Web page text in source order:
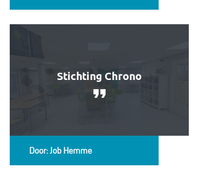
Stichting Chrono
Door: Job Hemme